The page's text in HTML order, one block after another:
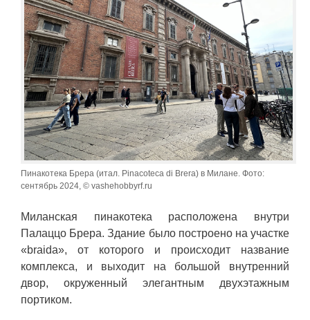
Пинакотека Брера (итал. Pinacoteca di Brera) в Милане. Фото:
сентябрь 2024, © vashehobbyrf.ru
Миланская пинакотека расположена внутри
Палаццо Брера. Здание было построено на участке
«braida», от которого и происходит название
комплекса, и выходит на большой внутренний
двор, окруженный элегантным двухэтажным
портиком.